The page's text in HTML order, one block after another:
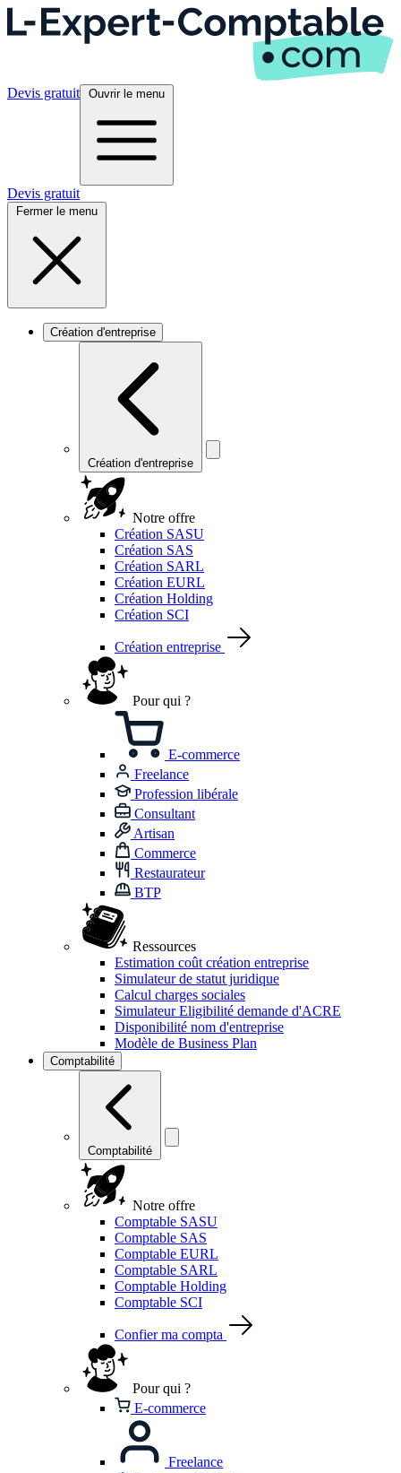
Devis gratuit Ouvrir le menu
Devis gratuit
Fermer le menu
Création d'entreprise
Création d'entreprise
Notre offre
Création SASU
Création SAS
Création SARL
Création EURL
Création Holding
Création SCI
Création entreprise
Pour qui ?
E-commerce
Freelance
Profession libérale
Consultant
Artisan
Commerce
Restaurateur
BTP
Ressources
Estimation coût création entreprise
Simulateur de statut juridique
Calcul charges sociales
Simulateur Eligibilité demande d'ACRE
Disponibilité nom d'entreprise
Modèle de Business Plan
Comptabilité
Comptabilité
Notre offre
Comptable SASU
Comptable SAS
Comptable EURL
Comptable SARL
Comptable Holding
Comptable SCI
Confier ma compta
Pour qui ?
E-commerce
Freelance